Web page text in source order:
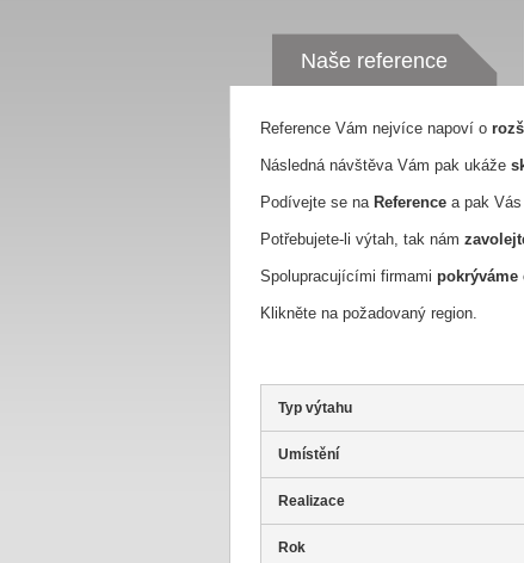
Naše reference
Reference Vám nejvíce napoví o
Následná návštěva Vám pak ukáže
Podívejte se na Reference a pak Vás
Potřebujete-li výtah, tak nám
Spolupracujícími firmami pokrýváme
Klikněte na požadovaný region.
Typ výtahu
Umístění
Realizace
Rok